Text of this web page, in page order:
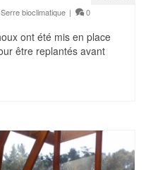
Serre bioclimatique | 0
ont été mis en place
être replantés avant